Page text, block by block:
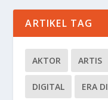
ARTIKEL TAG
AKTOR ARTIS
DIGITAL ERA